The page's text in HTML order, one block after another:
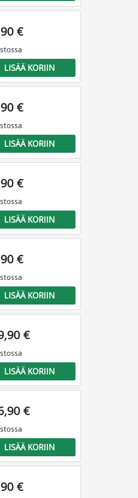
€
LISÄÄ KORIIN
€
LISÄÄ KORIIN
€
LISÄÄ KORIIN
€
LISÄÄ KORIIN
€
LISÄÄ KORIIN
€
LISÄÄ KORIIN
€